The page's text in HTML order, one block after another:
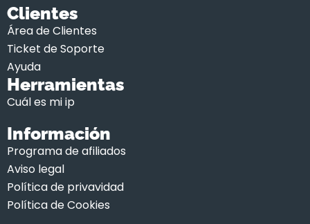
Clientes
Área de Clientes
Ticket de Soporte
Ayuda
Herramientas
Cuál es mi ip
Información
Programa de afiliados
Aviso legal
Política de privavidad
Política de Cookies